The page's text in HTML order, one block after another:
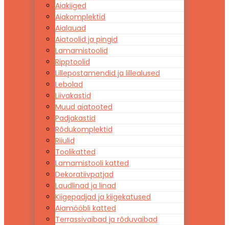
Aiakiiged
Aiakomplektid
Aialauad
Aiatoolid ja pingid
Lamamistoolid
Ripptoolid
Lillepostamendid ja lillealused
Lebolad
Liivakastid
Muud aiatooted
Padjakastid
Rõdukomplektid
Riiulid
Toolikatted
Lamamistooli katted
Dekoratiivpatjad
Laudlinad ja linad
Kiigepadjad ja kiigekatused
Aiamööbli katted
Terrassivaibad ja rõduvaibad